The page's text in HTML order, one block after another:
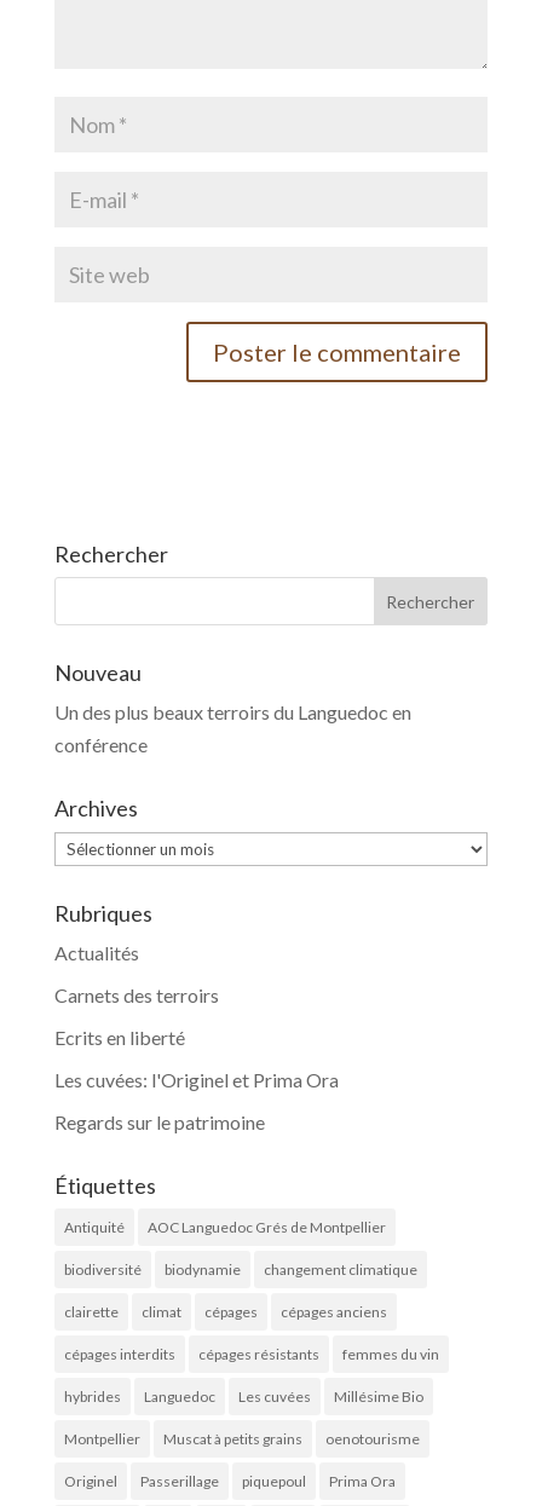
Rechercher
Nouveau
Un des plus beaux terroirs du Languedoc en
conférence
Archives
Archives
Rubriques
Actualités
Carnets des terroirs
Ecrits en liberté
Les cuvées: l'Originel et Prima Ora
Regards sur le patrimoine
Étiquettes
Antiquité AOC Languedoc Grés de Montpellier
biodiversité biodynamie changement climatique
clairette climat cépages cépages anciens
cépages interdits cépages résistants femmes du vin
hybrides Languedoc Les cuvées Millésime Bio
Montpellier Muscat à petits grains oenotourisme
Originel Passerillage piquepoul Prima Ora